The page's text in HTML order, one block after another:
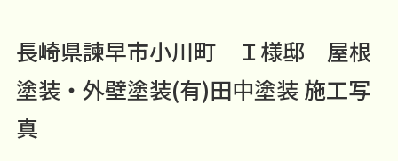
長崎県諫早市小川町 Ｉ様邸 屋根
塗装・外壁塗装(有)田中塗装 施工写
真